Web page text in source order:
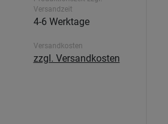
Versandzeit
4-6 Werktage
Versandkosten
zzgl. Versandkosten